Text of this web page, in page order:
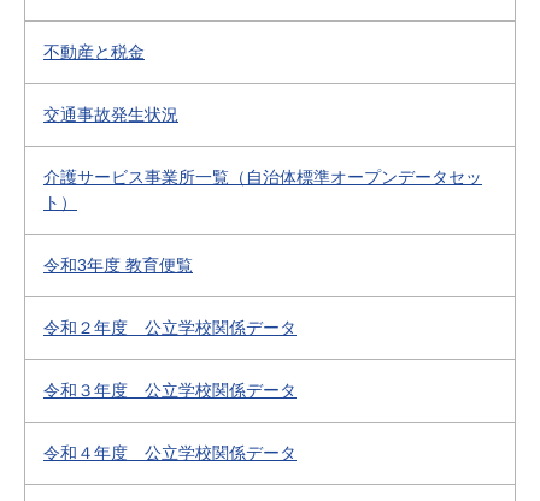
不動産と税金
交通事故発生状況
介護サービス事業所一覧（自治体標準オープンデータセッ
ト）
令和3年度 教育便覧
令和２年度 公立学校関係データ
令和３年度 公立学校関係データ
令和４年度 公立学校関係データ